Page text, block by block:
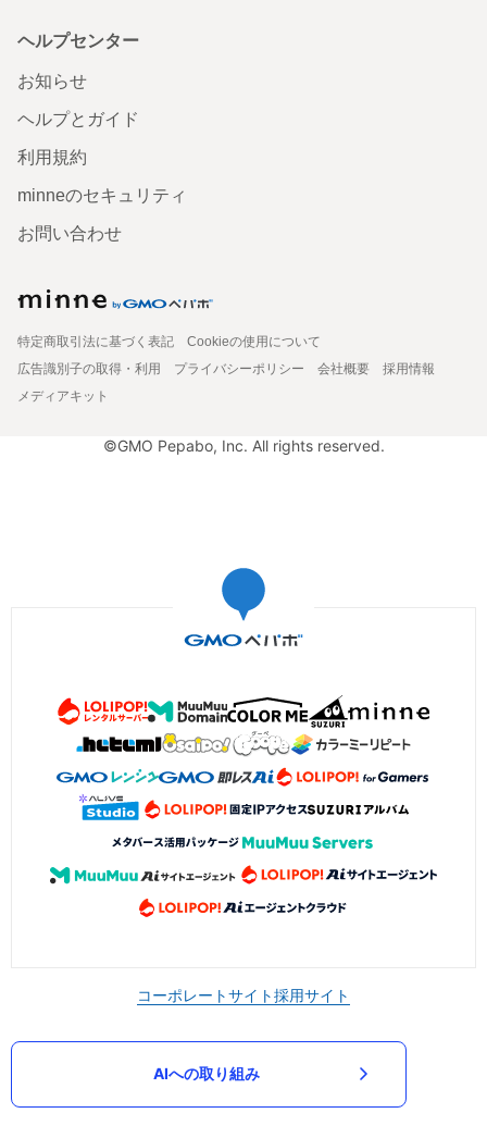
ヘルプセンター
お知らせ
ヘルプとガイド
利用規約
minneのセキュリティ
お問い合わせ
特定商取引法に基づく表記
Cookieの使用について
広告識別子の取得・利用
プライバシーポリシー 会社概要
採用情報
メディアキット
©GMO Pepabo, Inc. All rights reserved.
コーポレートサイト採用サイト
AIへの取り組み